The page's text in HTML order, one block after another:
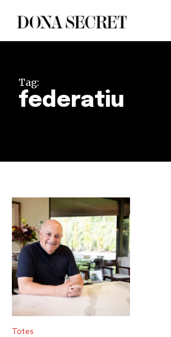
Tag:
federatiu
Totes